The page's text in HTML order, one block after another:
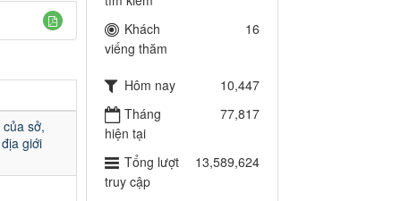
sở,
giới
Kế hoạch Phổ biến, giáo
dục pháp luật năm 2025 của
thành phố Bến Cát
pháp luật năm 2025 của
ngành Giáo dục và Đào tạo
thành phố Bến Cát
Ngày ban hành: 28/02/2025
Khách
viếng thăm
16
Hôm nay
10,447
Tháng
hiện tại
77,817
Tổng lượt
truy cập
13,589,624